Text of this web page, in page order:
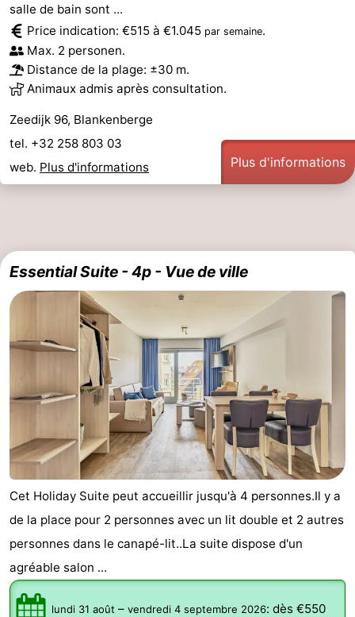
salle de bain sont ...
Price indication: €515 à €1.045 par semaine.
Max. 2 personen.
Distance de la plage: ±30 m.
Animaux admis après consultation.
Zeedijk 96, Blankenberge
tel. +32 258 803 03
web. Plus d'informations Plus d'informations
Essential Suite - 4p - Vue de ville
Cet Holiday Suite peut accueillir jusqu'à 4 personnes.Il y a
de la place pour 2 personnes avec un lit double et 2 autres
personnes dans le canapé-lit..La suite dispose d'un
agréable salon ...
lundi 31 août – vendredi 4 septembre 2026: dès €550